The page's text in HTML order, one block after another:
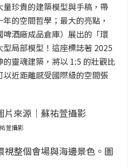
珍貴的建築模型與手稿，帶
的空間哲學；最大的亮點，
酒廠成品倉庫）展出的「環
局部模型！這座標誌著 2025
靈魂建築，將以 1:5 的壯觀比
近距離感受國際級的空間張
萱攝影